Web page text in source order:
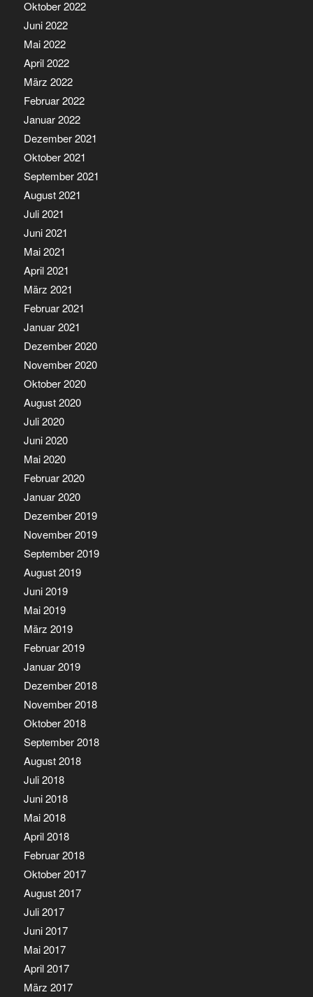
Oktober 2022
Juni 2022
Mai 2022
April 2022
März 2022
Februar 2022
Januar 2022
Dezember 2021
Oktober 2021
September 2021
August 2021
Juli 2021
Juni 2021
Mai 2021
April 2021
März 2021
Februar 2021
Januar 2021
Dezember 2020
November 2020
Oktober 2020
August 2020
Juli 2020
Juni 2020
Mai 2020
Februar 2020
Januar 2020
Dezember 2019
November 2019
September 2019
August 2019
Juni 2019
Mai 2019
März 2019
Februar 2019
Januar 2019
Dezember 2018
November 2018
Oktober 2018
September 2018
August 2018
Juli 2018
Juni 2018
Mai 2018
April 2018
Februar 2018
Oktober 2017
August 2017
Juli 2017
Juni 2017
Mai 2017
April 2017
März 2017